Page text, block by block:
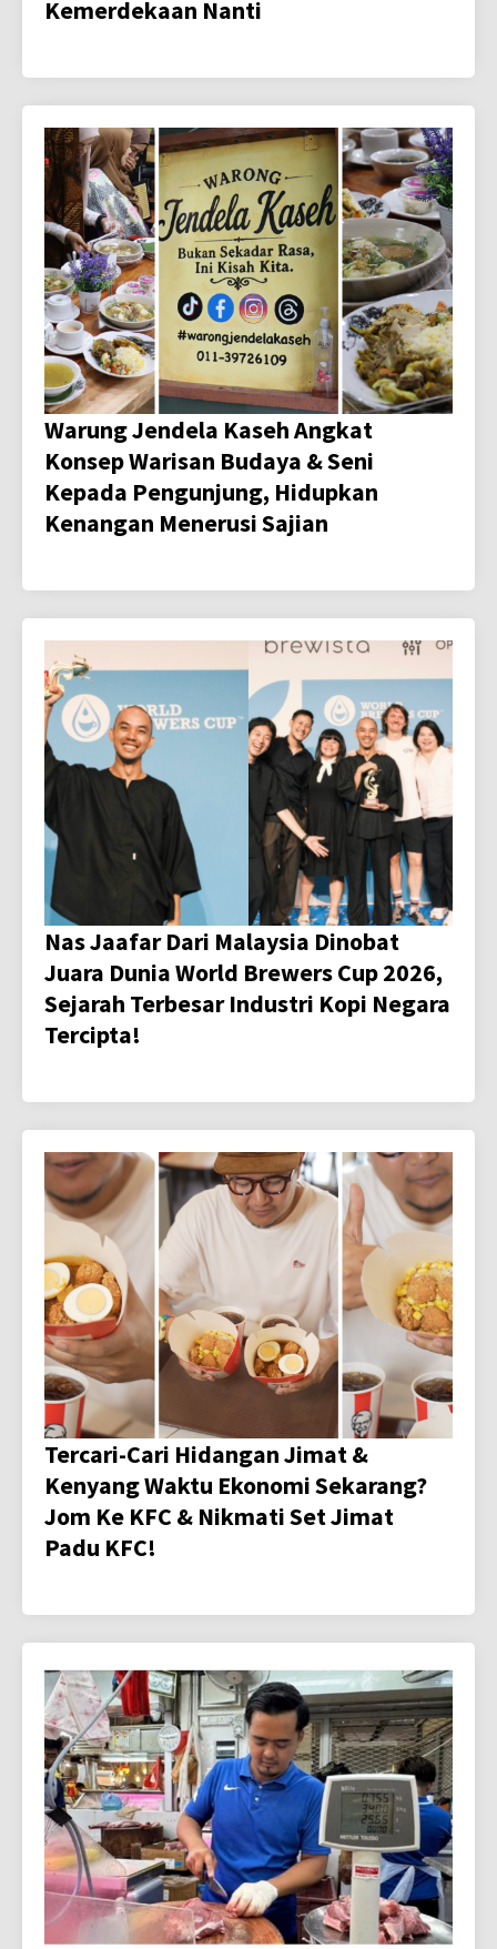
Kemerdekaan Nanti
Warung Jendela Kaseh Angkat
Konsep Warisan Budaya & Seni
Kepada Pengunjung, Hidupkan
Kenangan Menerusi Sajian
Nas Jaafar Dari Malaysia Dinobat
Juara Dunia World Brewers Cup 2026,
Sejarah Terbesar Industri Kopi Negara
Tercipta!
Tercari-Cari Hidangan Jimat &
Kenyang Waktu Ekonomi Sekarang?
Jom Ke KFC & Nikmati Set Jimat
Padu KFC!